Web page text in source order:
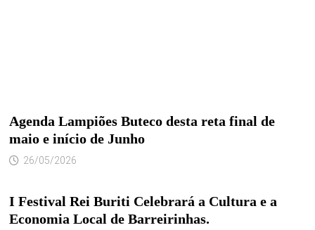
Agenda Lampiões Buteco desta reta final de
maio e início de Junho
26/05/2026
I Festival Rei Buriti Celebrará a Cultura e a
Economia Local de Barreirinhas.